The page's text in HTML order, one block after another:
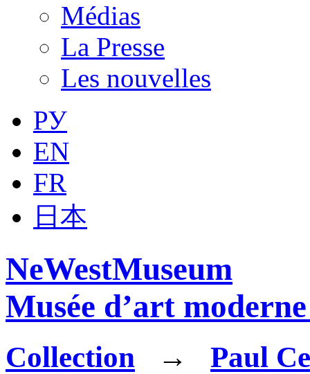
Médias
La Presse
Les nouvelles
РУ
EN
FR
日本
NeWestMuseum
Musée d’art
Collection → Paul